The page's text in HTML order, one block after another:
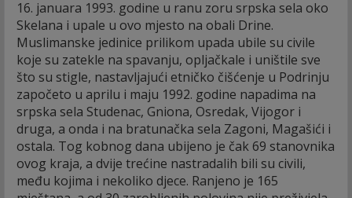
16. januara 1993. godine u ranu zoru srpska sela oko
Skelana i upale u ovo mjesto na obali Drine.
Muslimanske jedinice prilikom upada ubile su civile
koje su zatekle na spavanju, opljačkale i uništile sve
što su stigle, nastavljajući etničko čišćenje u Podrinju
započeto u aprilu i maju 1992. godine napadima na
srpska sela Studenac, Gniona, Osredak, Vijogor i
druga, a onda i na bratunačka sela Zagoni, Magašići i
ostala. Tog kobnog dana ubijeno je čak 69 stanovnika
ovog kraja, a dvije trećine nastradalih bili su civili,
među kojima i nekoliko djece. Ranjeno je 165